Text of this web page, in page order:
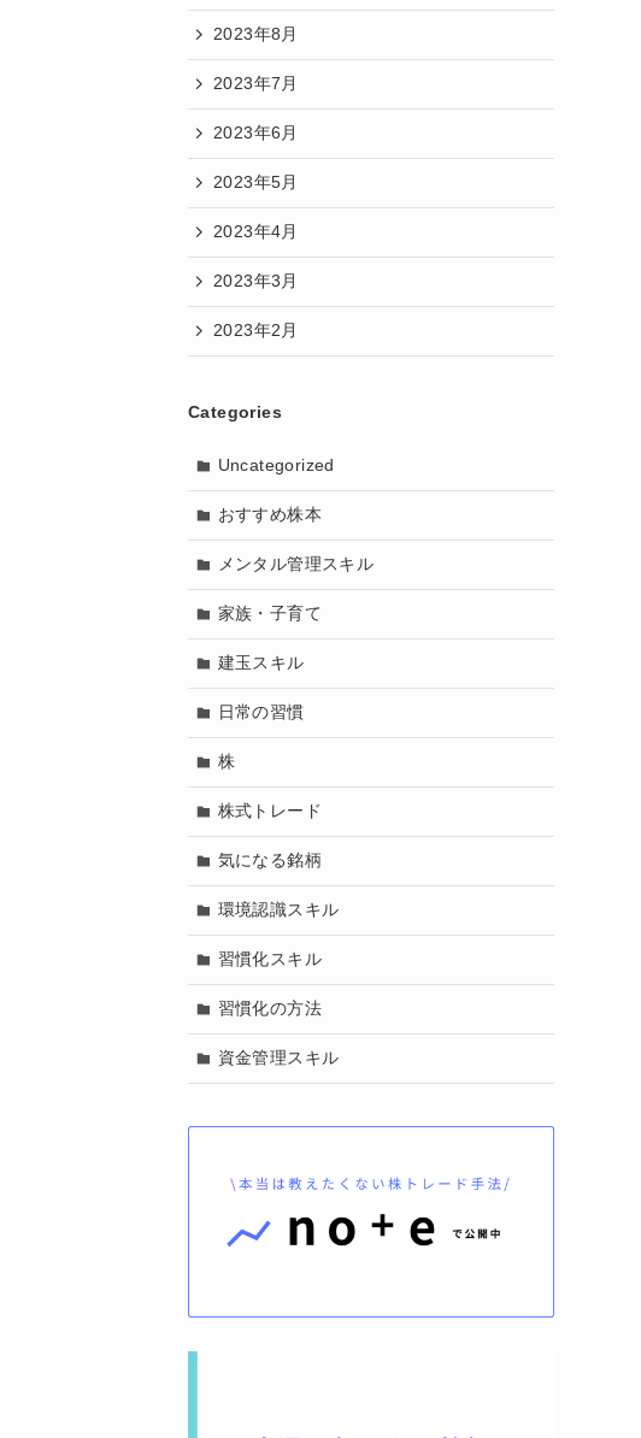
2023年8月
2023年7月
2023年6月
2023年5月
2023年4月
2023年3月
2023年2月
Categories
Uncategorized
おすすめ株本
メンタル管理スキル
家族・子育て
建玉スキル
日常の習慣
株
株式トレード
気になる銘柄
環境認識スキル
習慣化スキル
習慣化の方法
資金管理スキル